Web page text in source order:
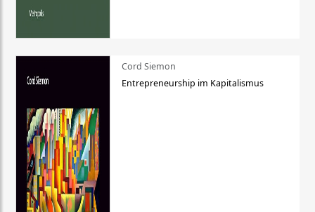
Cord Siemon
Entrepreneurship im Kapitalismus